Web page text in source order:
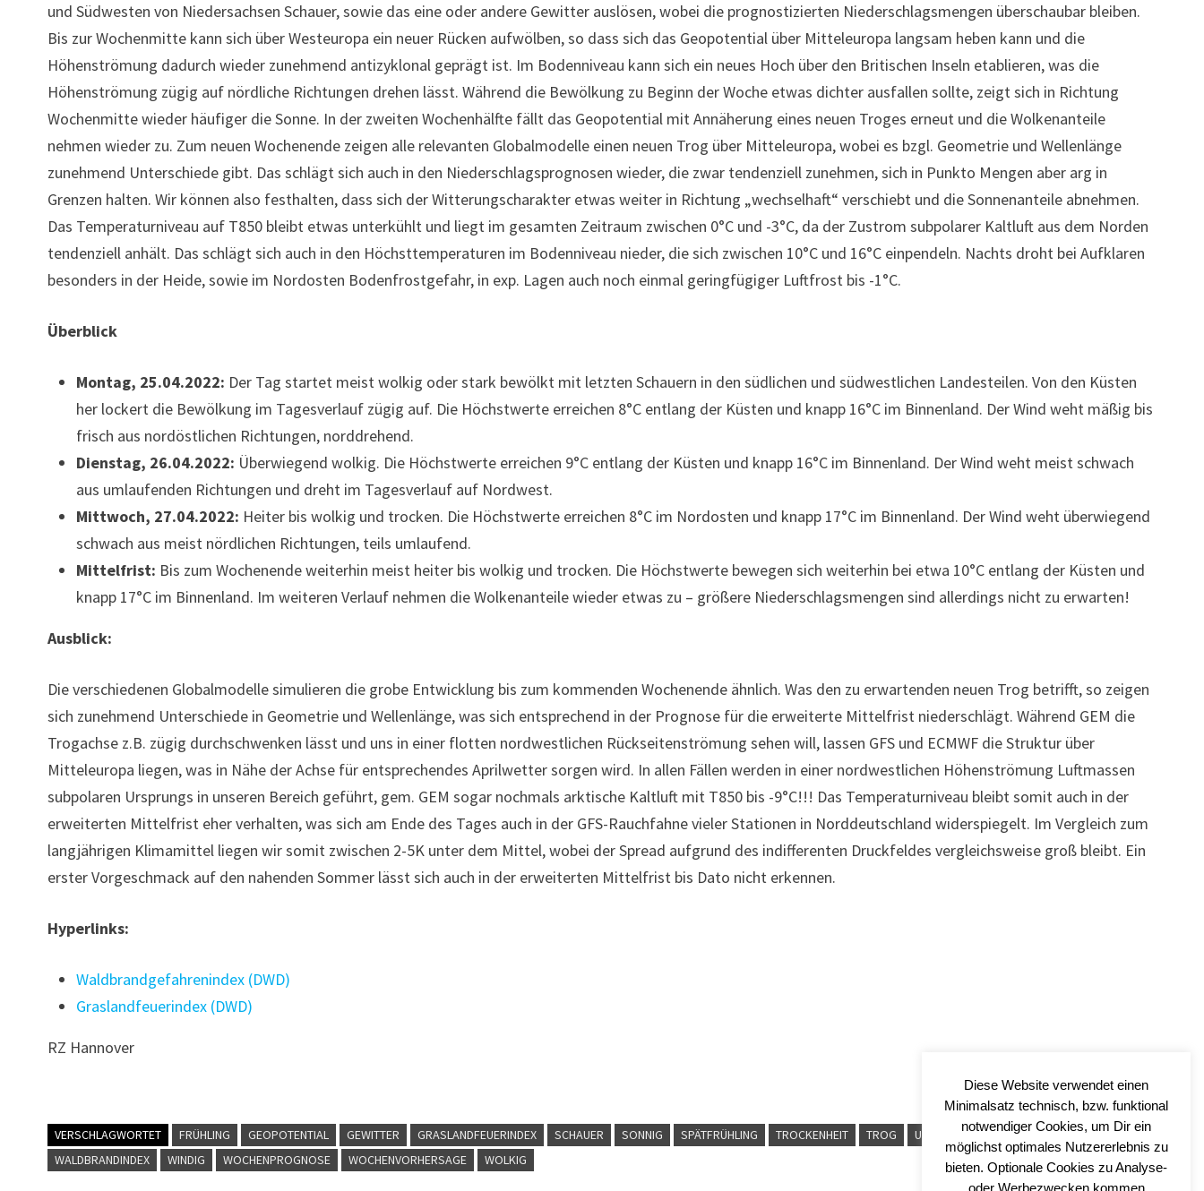
und Südwesten von Niedersachsen Schauer, sowie das eine oder andere Gewitter auslösen, wobei die prognostizierten Niederschlagsmengen überschaubar bleiben.
Bis zur Wochenmitte kann sich über Westeuropa ein neuer Rücken aufwölben, so dass sich das Geopotential über Mitteleuropa langsam heben kann und die
Höhenströmung dadurch wieder zunehmend antizyklonal geprägt ist. Im Bodenniveau kann sich ein neues Hoch über den Britischen Inseln etablieren, was die
Höhenströmung zügig auf nördliche Richtungen drehen lässt. Während die Bewölkung zu Beginn der Woche etwas dichter ausfallen sollte, zeigt sich in Richtung
Wochenmitte wieder häufiger die Sonne. In der zweiten Wochenhälfte fällt das Geopotential mit Annäherung eines neuen Troges erneut und die Wolkenanteile
nehmen wieder zu. Zum neuen Wochenende zeigen alle relevanten Globalmodelle einen neuen Trog über Mitteleuropa, wobei es bzgl. Geometrie und Wellenlänge
zunehmend Unterschiede gibt. Das schlägt sich auch in den Niederschlagsprognosen wieder, die zwar tendenziell zunehmen, sich in Punkto Mengen aber arg in
Grenzen halten. Wir können also festhalten, dass sich der Witterungscharakter etwas weiter in Richtung „wechselhaft“ verschiebt und die Sonnenanteile abnehmen.
Das Temperaturniveau auf T850 bleibt etwas unterkühlt und liegt im gesamten Zeitraum zwischen 0°C und -3°C, da der Zustrom subpolarer Kaltluft aus dem Norden
tendenziell anhält. Das schlägt sich auch in den Höchsttemperaturen im Bodenniveau nieder, die sich zwischen 10°C und 16°C einpendeln. Nachts droht bei Aufklaren
besonders in der Heide, sowie im Nordosten Bodenfrostgefahr, in exp. Lagen auch noch einmal geringfügiger Luftfrost bis -1°C.
Überblick
Montag, 25.04.2022: Der Tag startet meist wolkig oder stark bewölkt mit letzten Schauern in den südlichen und südwestlichen Landesteilen. Von den Küsten
her lockert die Bewölkung im Tagesverlauf zügig auf. Die Höchstwerte erreichen 8°C entlang der Küsten und knapp 16°C im Binnenland. Der Wind weht mäßig bis
frisch aus nordöstlichen Richtungen, norddrehend.
Dienstag, 26.04.2022: Überwiegend wolkig. Die Höchstwerte erreichen 9°C entlang der Küsten und knapp 16°C im Binnenland. Der Wind weht meist schwach
aus umlaufenden Richtungen und dreht im Tagesverlauf auf Nordwest.
Mittwoch, 27.04.2022: Heiter bis wolkig und trocken. Die Höchstwerte erreichen 8°C im Nordosten und knapp 17°C im Binnenland. Der Wind weht überwiegend
schwach aus meist nördlichen Richtungen, teils umlaufend.
Mittelfrist: Bis zum Wochenende weiterhin meist heiter bis wolkig und trocken. Die Höchstwerte bewegen sich weiterhin bei etwa 10°C entlang der Küsten und
knapp 17°C im Binnenland. Im weiteren Verlauf nehmen die Wolkenanteile wieder etwas zu – größere Niederschlagsmengen sind allerdings nicht zu erwarten!
Ausblick:
Die verschiedenen Globalmodelle simulieren die grobe Entwicklung bis zum kommenden Wochenende ähnlich. Was den zu erwartenden neuen Trog betrifft, so zeigen
sich zunehmend Unterschiede in Geometrie und Wellenlänge, was sich entsprechend in der Prognose für die erweiterte Mittelfrist niederschlägt. Während GEM die
Trogachse z.B. zügig durchschwenken lässt und uns in einer flotten nordwestlichen Rückseitenströmung sehen will, lassen GFS und ECMWF die Struktur über
Mitteleuropa liegen, was in Nähe der Achse für entsprechendes Aprilwetter sorgen wird. In allen Fällen werden in einer nordwestlichen Höhenströmung Luftmassen
subpolaren Ursprungs in unseren Bereich geführt, gem. GEM sogar nochmals arktische Kaltluft mit T850 bis -9°C!!! Das Temperaturniveau bleibt somit auch in der
erweiterten Mittelfrist eher verhalten, was sich am Ende des Tages auch in der GFS-Rauchfahne vieler Stationen in Norddeutschland widerspiegelt. Im Vergleich zum
langjährigen Klimamittel liegen wir somit zwischen 2-5K unter dem Mittel, wobei der Spread aufgrund des indifferenten Druckfeldes vergleichsweise groß bleibt. Ein
erster Vorgeschmack auf den nahenden Sommer lässt sich auch in der erweiterten Mittelfrist bis Dato nicht erkennen.
Hyperlinks:
Waldbrandgefahrenindex (DWD)
Graslandfeuerindex (DWD)
RZ Hannover
VERSCHLAGWORTET FRÜHLING GEOPOTENTIAL GEWITTER GRASLANDFEUERINDEX SCHAUER SONNIG SPÄTFRÜHLING TROCKENHEIT TROG UNTERKÜHLT
WALDBRANDGEFAHR
WALDBRANDINDEX
WINDIG WOCHENPROGNOSE WOCHENVORHERSAGE WOLKIG
Diese Website verwendet einen
Minimalsatz technisch, bzw. funktional
notwendiger Cookies, um Dir ein
möglichst optimales Nutzererlebnis zu
bieten. Optionale Cookies zu Analyse-
oder Werbezwecken kommen